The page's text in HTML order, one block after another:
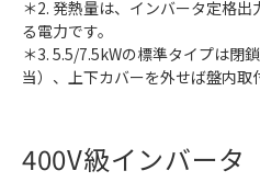
＊2. 発熱量は、インバータ定格
る電力です。
＊3. 5.5/7.5kWの標準タイプは閉
当）、上下カバーを外せば盤内取
400V級インバータ